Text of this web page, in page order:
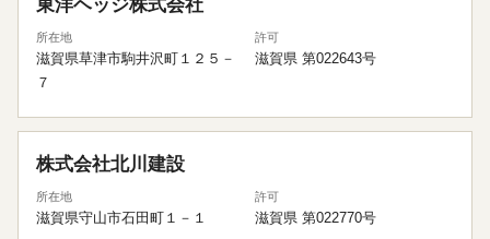
東洋ヘッジ株式会社
所在地
滋賀県草津市駒井沢町１２５－
７
許可
滋賀県 第022643号
株式会社北川建設
所在地
滋賀県守山市石田町１－１
許可
滋賀県 第022770号